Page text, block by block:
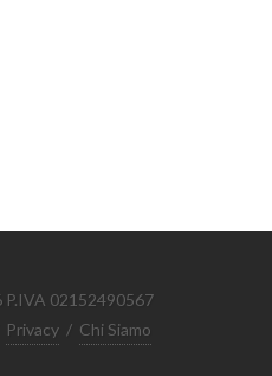
02152490567
Privacy / Chi Siamo